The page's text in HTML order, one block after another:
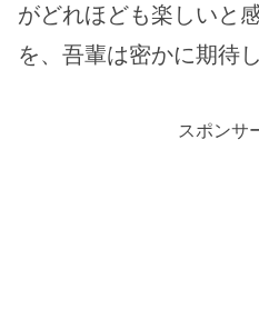
がどれほども楽しいと
を、吾輩は密かに期待
スポンサ